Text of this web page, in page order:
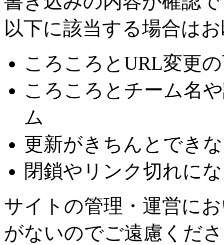
以下に該当する場合は
ころころとURL変更
ころころとチーム名
ム
更新がきちんとでき
閉鎖やリンク切れに
サイトの管理・運営に
がないのでご遠慮くだ